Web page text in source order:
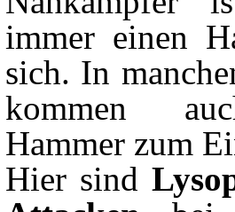
immer einen
sich. In
kommen
Hammer zum
Hier sind